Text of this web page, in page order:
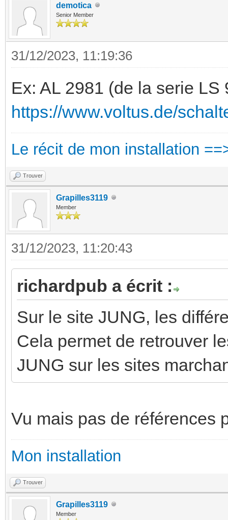
demotica
Senior Member
31/12/2023, 11:19:36
Ex: AL 2981 (de la serie LS
https://www.voltus.de/
Le récit de mon installation
Trouver
Grapilles3119
Member
31/12/2023, 11:20:43
richardpub a écrit :
Sur le site JUNG, les
Cela permet de retrouver
JUNG sur les sites
Vu mais pas de références
Mon installation
Trouver
Grapilles3119
Member